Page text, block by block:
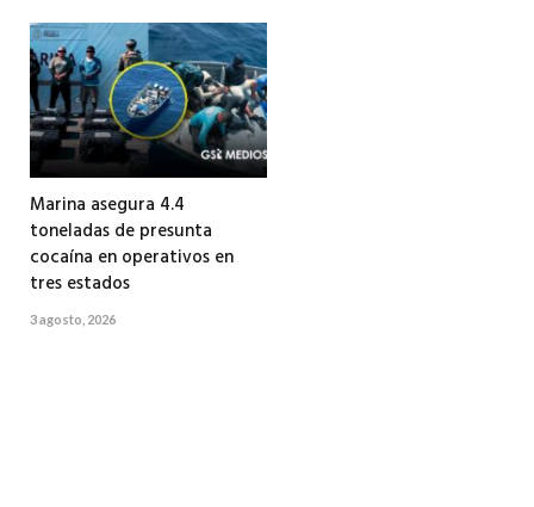
Marina asegura 4.4
toneladas de presunta
cocaína en operativos en
tres estados
3 agosto, 2026